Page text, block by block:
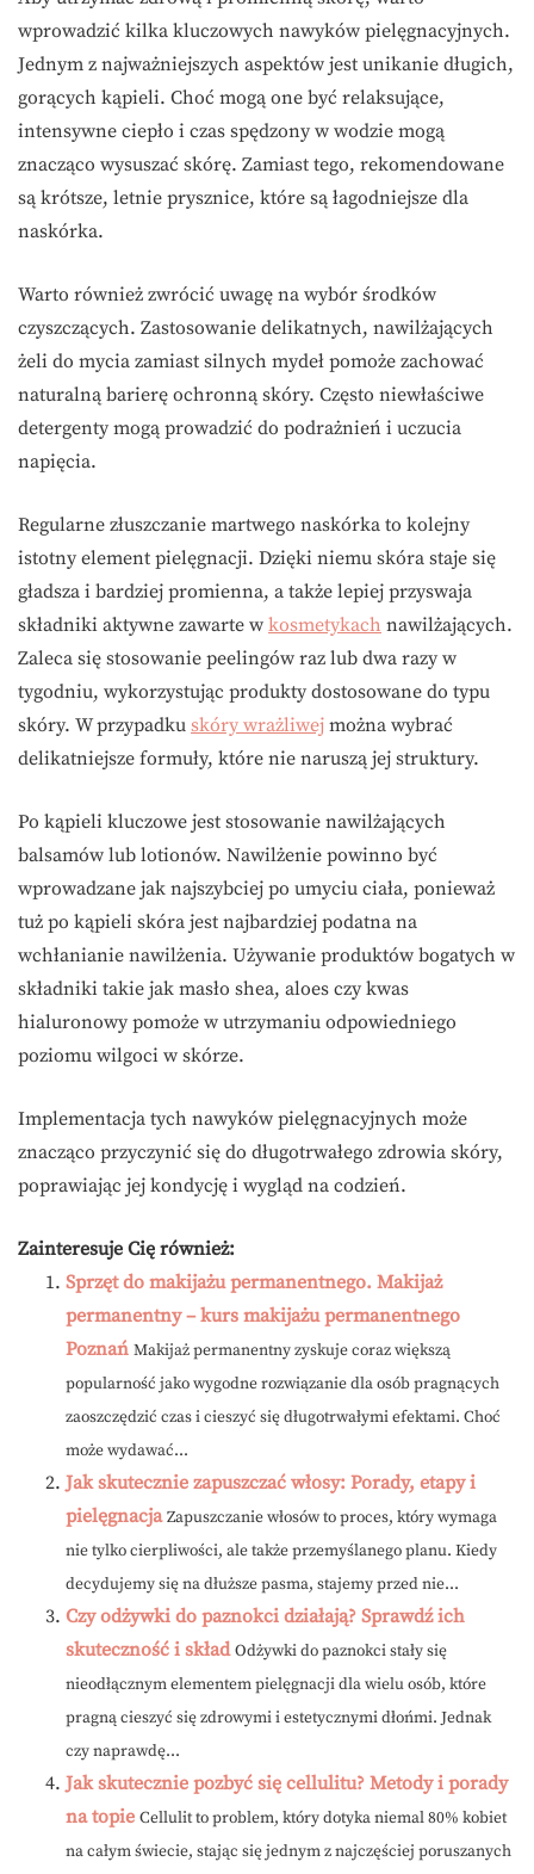
wprowadzić kilka kluczowych nawyków pielęgnacyjnych.
Jednym z najważniejszych aspektów jest unikanie długich,
gorących kąpieli. Choć mogą one być relaksujące,
intensywne ciepło i czas spędzony w wodzie mogą
znacząco wysuszać skórę. Zamiast tego, rekomendowane
są krótsze, letnie prysznice, które są łagodniejsze dla
naskórka.
Warto również zwrócić uwagę na wybór środków
czyszczących. Zastosowanie delikatnych, nawilżających
żeli do mycia zamiast silnych mydeł pomoże zachować
naturalną barierę ochronną skóry. Często niewłaściwe
detergenty mogą prowadzić do podrażnień i uczucia
napięcia.
Regularne złuszczanie martwego naskórka to kolejny
istotny element pielęgnacji. Dzięki niemu skóra staje się
gładsza i bardziej promienna, a także lepiej przyswaja
składniki aktywne zawarte w kosmetykach nawilżających.
Zaleca się stosowanie peelingów raz lub dwa razy w
tygodniu, wykorzystując produkty dostosowane do typu
skóry. W przypadku skóry wrażliwej można wybrać
delikatniejsze formuły, które nie naruszą jej struktury.
Po kąpieli kluczowe jest stosowanie nawilżających
balsamów lub lotionów. Nawilżenie powinno być
wprowadzane jak najszybciej po umyciu ciała, ponieważ
tuż po kąpieli skóra jest najbardziej podatna na
wchłanianie nawilżenia. Używanie produktów bogatych w
składniki takie jak masło shea, aloes czy kwas
hialuronowy pomoże w utrzymaniu odpowiedniego
poziomu wilgoci w skórze.
Implementacja tych nawyków pielęgnacyjnych może
znacząco przyczynić się do długotrwałego zdrowia skóry,
poprawiając jej kondycję i wygląd na codzień.
Zainteresuje Cię również:
Sprzęt do makijażu permanentnego. Makijaż
permanentny – kurs makijażu permanentnego
Poznań Makijaż permanentny zyskuje coraz większą
popularność jako wygodne rozwiązanie dla osób pragnących
zaoszczędzić czas i cieszyć się długotrwałymi efektami. Choć
może wydawać...
Jak skutecznie zapuszczać włosy: Porady, etapy i
pielęgnacja Zapuszczanie włosów to proces, który wymaga
nie tylko cierpliwości, ale także przemyślanego planu. Kiedy
decydujemy się na dłuższe pasma, stajemy przed nie...
Czy odżywki do paznokci działają? Sprawdź ich
skuteczność i skład Odżywki do paznokci stały się
nieodłącznym elementem pielęgnacji dla wielu osób, które
pragną cieszyć się zdrowymi i estetycznymi dłońmi. Jednak
czy naprawdę...
Jak skutecznie pozbyć się cellulitu? Metody i porady
na topie Cellulit to problem, który dotyka niemal 80% kobiet
na całym świecie, stając się jednym z najczęściej poruszanych